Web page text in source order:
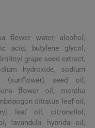
flower water, alcohol,
acid, butylene glycol,
grape seed extract,
hydroxide, sodium
(sunflower) seed oil,
flower oil, mentha
citratus leaf oil,
leaf oil, citronellol,
lavandula hybrida oil,